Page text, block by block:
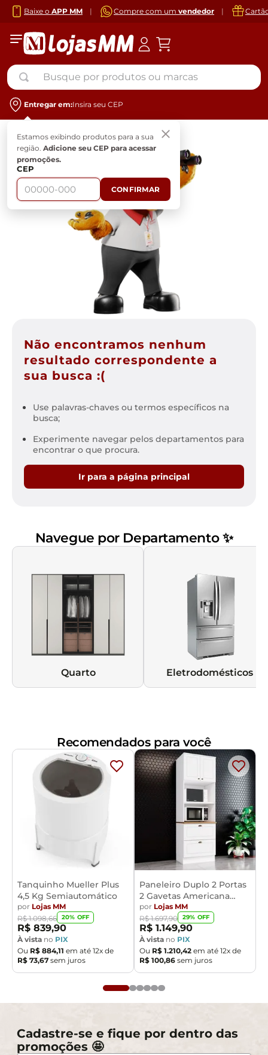
Baixe o APP MM | Compre com um vendedor |
Busque por produtos ou marcas
Entregar em:Insira seu CEP
Estamos exibindo produtos para a sua
região. Adicione seu CEP para acessar
promoções.
CEP
CONFIRMAR
Não encontramos nenhum
resultado correspondente a
sua busca :(
Use palavras-chaves ou termos específicos na
busca;
Experimente navegar pelos departamentos para
encontrar o que procura.
Ir para a página principal
Navegue por Departamento ✨
Quarto Eletrodomésticos
Recomendados para você
Tanquinho Mueller Plus
4,5 Kg Semiautomático
por Lojas MM
R$ 1.098,66 20% OFF
R$ 839,90
À vista no PIX
Ou R$ 884,11 em até 12x de
R$ 73,67 sem juros
Paneleiro Duplo 2 Portas
2 Gavetas Americana
Henn
por Lojas MM
R$ 1.697,90 29% OFF
R$ 1.149,90
À vista no PIX
Ou R$ 1.210,42 em até 12x de
R$ 100,86 sem juros
Cadastre-se e fique por dentro das
promoções 🤩